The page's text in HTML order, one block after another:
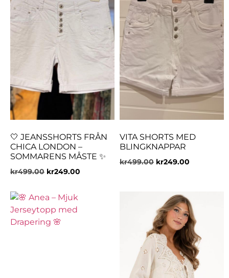
🤍 JEANSSHORTS FRÅN
CHICA LONDON –
SOMMARENS MÅSTE ✨
kr499.00 kr249.00
VITA SHORTS MED
BLINGKNAPPAR
kr499.00 kr249.00